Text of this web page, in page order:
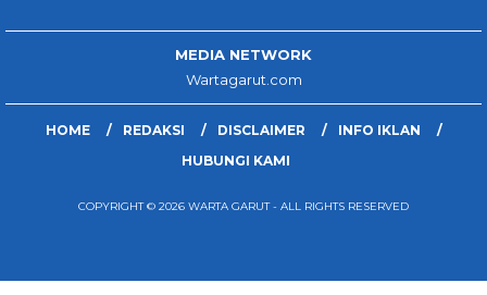
MEDIA NETWORK
Wartagarut.com
HOME REDAKSI DISCLAIMER
INFO IKLAN
HUBUNGI KAMI
COPYRIGHT © 2026 WARTA GARUT - ALL RIGHTS RESERVED